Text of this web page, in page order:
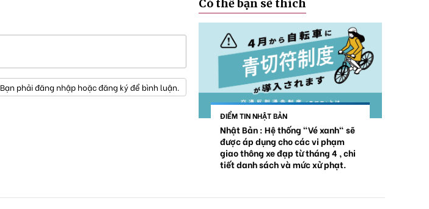
Bạn phải đăng nhập hoặc đăng ký để bình luận.
Có thể bạn sẽ thích
ĐIỂM TIN NHẬT BẢN
Nhật Bản : Hệ thống "Vé xanh" sẽ
được áp dụng cho các vi phạm
giao thông xe đạp từ tháng 4 , chi
tiết danh sách và mức xử phạt.